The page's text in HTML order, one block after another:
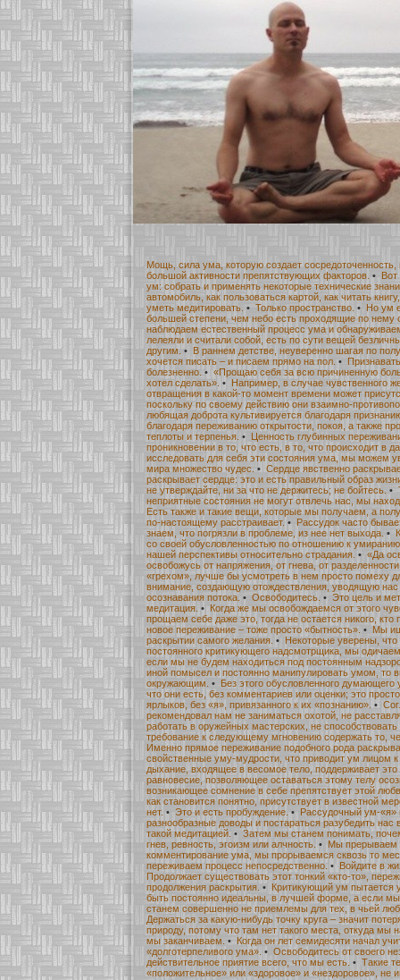
Мощь, сила ума, которую создает сосредоточенность,
большой активности препятствующих факторов. •
ум: собрать и применять некоторые технические
автомобиль, как пользоваться картой, как читать
уметь медитировать. • Только пространство. • Но ум
большей степени, чем небо есть проходящие по нему
наблюдаем естественный процесс ума и
лелеяли и считали собой, есть по сути вещей
другим. • В раннем детстве, неуверенно шагая по
хочется писать – и писаем прямо на пол. •
болезненно. • «Прощаю себя за всю причиненную
хотел сделать». • Например, в случае чувственного
отвращения в какой-то момент времени может
поскольку по своему действию они взаимно-
любящая доброта культивируется благодаря
благодаря переживанию открытости, покоя, а также
теплоты и терпенья. • Ценность глубинных
проникновении в то, что есть, в то, что происходит в
исследовать для себя эти состояния ума, мы можем
мира множество чудес. • Сердце явственно
раскрывает сердце: это и есть правильный образ
не утверждайте, ни за что не держитесь; не бойтесь. •
неприятные состояния не могут отвлечь нас, мы
Есть также и такие вещи, которые мы получаем, а
по-настоящему расстраивает. • Рассудок часто
знаем, что погрязли в проблеме, из нее нет выхода. •
со своей обусловленностью по отношению к
нашей перспективы относительно страдания. • «Да
освобожусь от напряжения, от гнева, от
«грехом», лучше бы усмотреть в нем просто помеху
внимание, создающую отождествления, уводящую нас
осознавания потока. • Освободитесь. • Это цель и
медитация. • Когда же мы освобождаемся от этого
прощаем себе даже это, тогда не остается никого, кто
новое переживание – тоже просто «бытность». • Мы
раскрытии самого желания. • Некоторые уверены,
постоянного критикующего надсмотрщика, мы
если мы не будем находиться под постоянным
иной помысел и постоянно манипулировать умом, то
окружающим. • Без этого обусловленного
что они есть, без комментариев или оценки; это
ярлыков, без «я», привязанного к их «познанию». •
рекомендовал нам не заниматься охотой, не
работать в оружейных мастерских, не способствовать
требование к следующему мгновению содержать то,
Именно прямое переживание подобного рода
свойственные уму-мудрости, что приводит ум лицом
дыхание, входящее в весомое тело, поддерживает это
равновесие, позволяющее оставаться этому телу
возникающее сомнение в себе препятствует этой
как становится понятно, присутствует в известной
нет. • Это и есть пробуждение. • Рассудочный ум-«я»
разнообразные доводы и постараться разубедить нас
такой медитацией. • Затем мы станем понимать,
гнев, ревность, эгоизм или алчность. • Мы прерываем
комментирование ума, мы прорываемся сквозь то
переживаем процесс непосредственно. • Войдите в
Продолжает существовать этот тонкий «кто-то»,
продолжения раскрытия. • Критикующий ум пытается
быть постоянно идеальны, в лучшей форме, а если
станем совершенно не приемлемы для тех, в чьей
Держаться за какую-нибудь точку круга – значит
природу, потому что там нет такого места, откуда мы
мы заканчиваем. • Когда он лет семидесяти начал
«долготерпеливого ума». • Освободитесь от своего
действительное приятие всего, что мы есть. • Такие
«положительное» или «здоровое» и «нездоровое», не